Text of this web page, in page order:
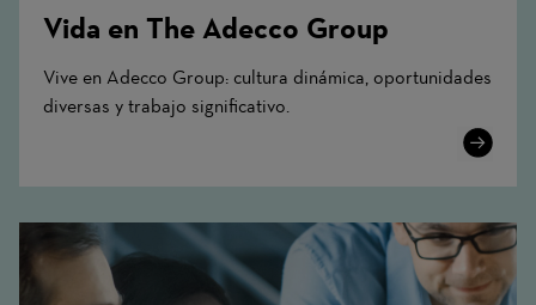
Vida en The Adecco Group
Vive en Adecco Group: cultura dinámica, oportunidades
diversas y trabajo significativo.
Learn